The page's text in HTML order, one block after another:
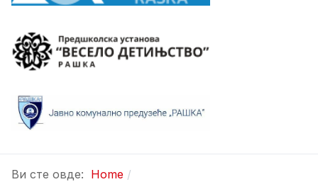
Ви сте овде: Home